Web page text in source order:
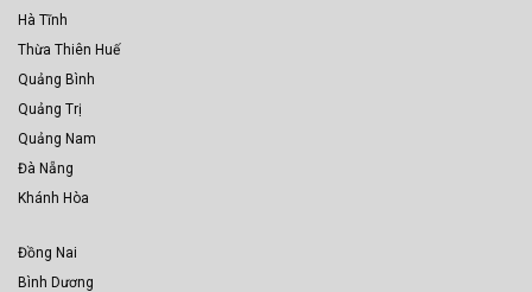
Hà Tĩnh
Thừa Thiên Huế
Quảng Bình
Quảng Trị
Quảng Nam
Đà Nẵng
Khánh Hòa
Đồng Nai
Bình Dương